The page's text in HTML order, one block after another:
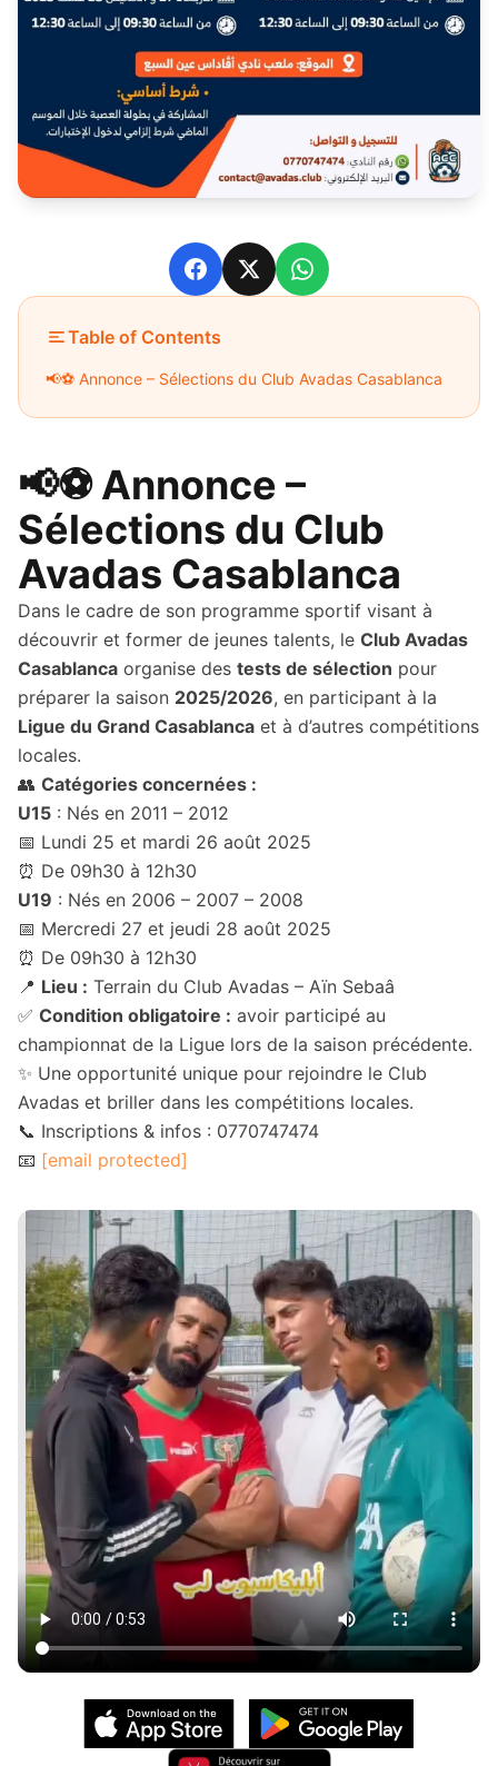
Facebook
X WhatsApp
Table of Contents
📢⚽ Annonce – Sélections du Club Avadas Casablanca
📢⚽ Annonce –
Sélections du Club
Avadas Casablanca
Dans le cadre de son programme sportif visant à
découvrir et former de jeunes talents, le Club Avadas
Casablanca organise des tests de sélection pour
préparer la saison 2025/2026, en participant à la
Ligue du Grand Casablanca et à d’autres compétitions
locales.
👥 Catégories concernées :
U15 : Nés en 2011 – 2012
📅 Lundi 25 et mardi 26 août 2025
⏰ De 09h30 à 12h30
U19 : Nés en 2006 – 2007 – 2008
📅 Mercredi 27 et jeudi 28 août 2025
⏰ De 09h30 à 12h30
📍 Lieu : Terrain du Club Avadas – Aïn Sebaâ
✅ Condition obligatoire : avoir participé au
championnat de la Ligue lors de la saison précédente.
✨ Une opportunité unique pour rejoindre le Club
Avadas et briller dans les compétitions locales.
📞 Inscriptions & infos : 0770747474
📧 [email protected]